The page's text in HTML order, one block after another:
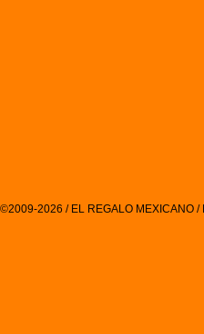
©2009-2026 / EL REGALO MEXICANO